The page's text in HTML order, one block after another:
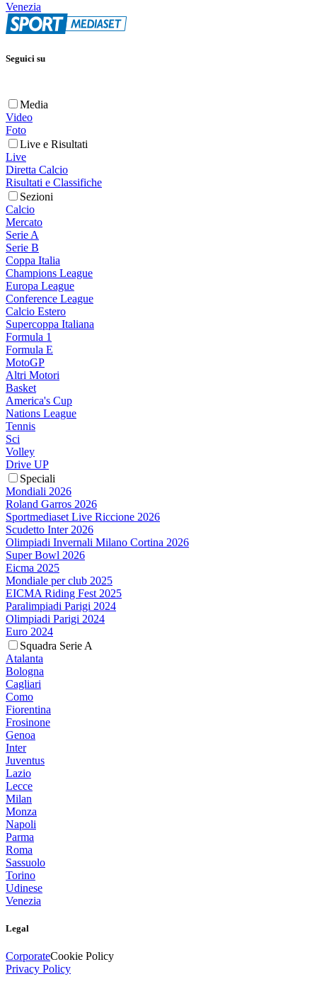
Venezia
Seguici su
Media
Video
Foto
Live e Risultati
Live
Diretta Calcio
Risultati e Classifiche
Sezioni
Calcio
Mercato
Serie A
Serie B
Coppa Italia
Champions League
Europa League
Conference League
Calcio Estero
Supercoppa Italiana
Formula 1
Formula E
MotoGP
Altri Motori
Basket
America's Cup
Nations League
Tennis
Sci
Volley
Drive UP
Speciali
Mondiali 2026
Roland Garros 2026
Sportmediaset Live Riccione 2026
Scudetto Inter 2026
Olimpiadi Invernali Milano Cortina 2026
Super Bowl 2026
Eicma 2025
Mondiale per club 2025
EICMA Riding Fest 2025
Paralimpiadi Parigi 2024
Olimpiadi Parigi 2024
Euro 2024
Squadra Serie A
Atalanta
Bologna
Cagliari
Como
Fiorentina
Frosinone
Genoa
Inter
Juventus
Lazio
Lecce
Milan
Monza
Napoli
Parma
Roma
Sassuolo
Torino
Udinese
Venezia
Legal
CorporateCookie Policy
Privacy Policy